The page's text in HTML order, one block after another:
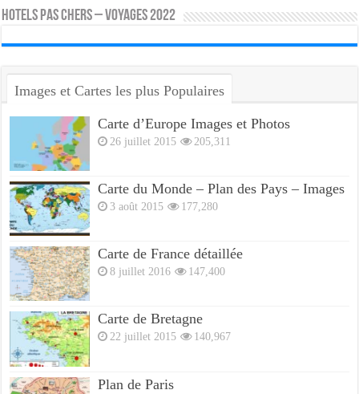
HOTELS PAS CHERS – VOYAGES 2022
Images et Cartes les plus Populaires
Carte d’Europe Images et Photos
26 juillet 2015 205,311
Carte du Monde – Plan des Pays – Images
3 août 2015 177,280
Carte de France détaillée
8 juillet 2016 147,400
Carte de Bretagne
22 juillet 2015 140,967
Plan de Paris